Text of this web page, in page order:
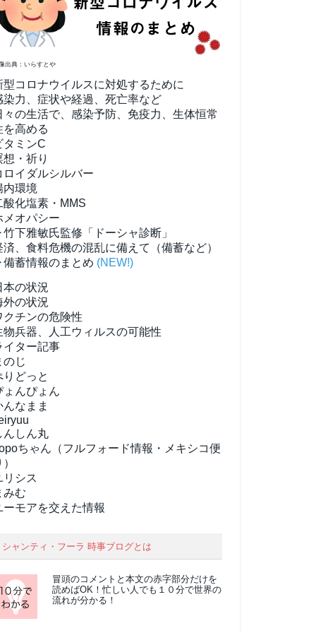
出典：いらすとや
型コロナウイルスに対処するために
染力、症状や経過、死亡率など
々の生活で、感染予防、免疫力、生体恒常
を高める
タミンC
想・祈り
ロイダルシルバー
内環境
酸化塩素・MMS
メオパシー
下雅敏氏監修「ドーシャ診断」
済、食料危機の混乱に備えて（備蓄など）
蓄情報のまとめ (NEW!)
本の状況
外の状況
クチンの危険性
物兵器、人工ウィルスの可能性
イター記事
のじ
りどっと
ょんぴょん
んなまま
んしん丸
ちゃん（フルフォード情報・メキシコ便
リシス
みむ
ーモアを交えた情報
シャンティ・フーラ 時事ブログとは
冒頭のコメントと本文の赤字部分だけを
読めばOK！忙しい人でも１０分で世界の
流れが分かる！